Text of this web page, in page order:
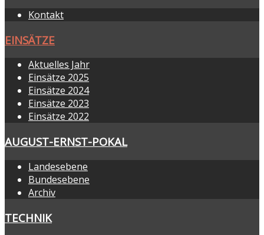
Kontakt
EINSÄTZE
Aktuelles Jahr
Einsätze 2025
Einsätze 2024
Einsätze 2023
Einsätze 2022
AUGUST-ERNST-POKAL
Landesebene
Bundesebene
Archiv
TECHNIK